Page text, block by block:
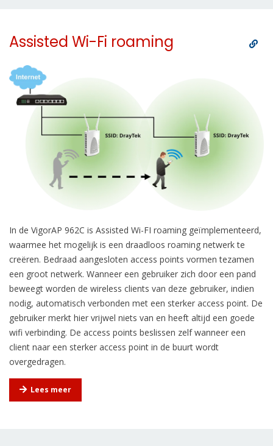
Assisted Wi-Fi roaming
In de VigorAP 962C is Assisted Wi-FI roaming geïmplementeerd,
waarmee het mogelijk is een draadloos roaming netwerk te
creëren. Bedraad aangesloten access points vormen tezamen
een groot netwerk. Wanneer een gebruiker zich door een pand
beweegt worden de wireless clients van deze gebruiker, indien
nodig, automatisch verbonden met een sterker access point. De
gebruiker merkt hier vrijwel niets van en heeft altijd een goede
wifi verbinding. De access points beslissen zelf wanneer een
client naar een sterker access point in de buurt wordt
overgedragen.
Lees meer